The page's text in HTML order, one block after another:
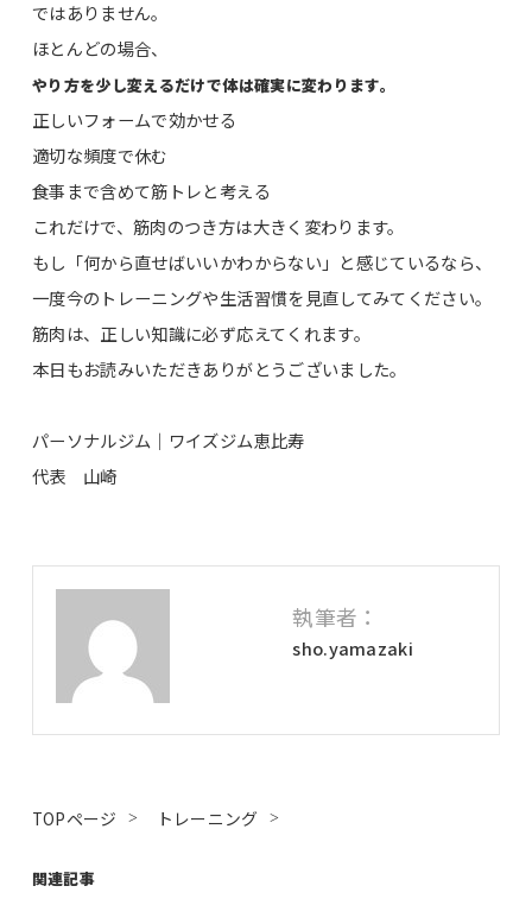
ではありません。
ほとんどの場合、
やり方を少し変えるだけで体は確実に変わります。
正しいフォームで効かせる
適切な頻度で休む
食事まで含めて筋トレと考える
これだけで、筋肉のつき方は大きく変わります。
もし「何から直せばいいかわからない」と感じているなら、
一度今のトレーニングや生活習慣を見直してみてください。
筋肉は、正しい知識に必ず応えてくれます。
本日もお読みいただきありがとうございました。
パーソナルジム｜ワイズジム恵比寿
代表 山崎
執筆者：
sho.yamazaki
TOPページ トレーニング
関連記事